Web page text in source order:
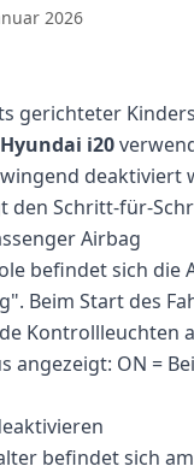
2026
gerichteter
Hyundai i20
deaktiviert
den Schritt-für-
Airbag
befindet sich die
Beim Start des
Kontrollleuchten
angezeigt: ON =
befindet sich